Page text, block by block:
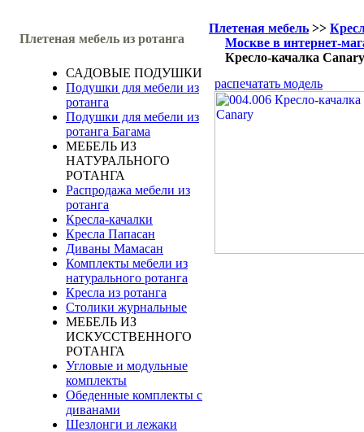
Плетеная мебель из ротанга
САДОВЫЕ ПОДУШКИ
Подушки для мебели из
ротанга
Подушки для мебели из
ротанга Багама
МЕБЕЛЬ ИЗ
НАТУРАЛЬНОГО
РОТАНГА
Распродажа мебели из
ротанга
Кресла-качалки
Кресла Папасан
Диваны Мамасан
Комплекты мебели из
натурального ротанга
Кресла из ротанга
Столики журнальные
МЕБЕЛЬ ИЗ
ИСКУССТВЕННОГО
РОТАНГА
Угловые и модульные
комплекты
Обеденные комплекты с
диванами
Шезлонги и лежаки
Плетеная мебель >>
Москве в интернет-
Кресло-качалка Canary
распечатать модель